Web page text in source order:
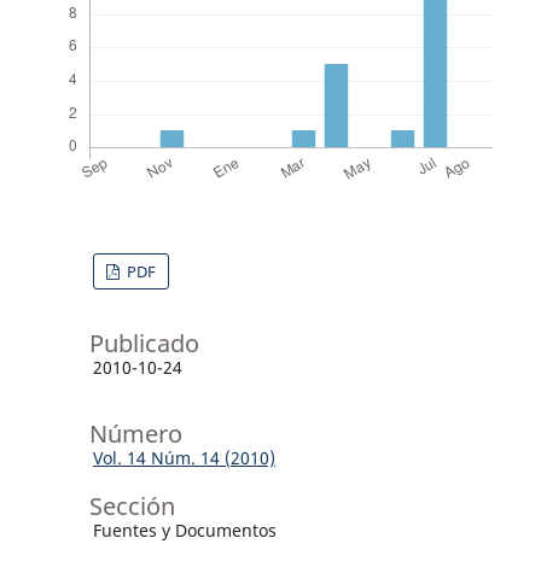
PDF
Publicado
2010-10-24
Número
Vol. 14 Núm. 14 (2010)
Sección
Fuentes y Documentos